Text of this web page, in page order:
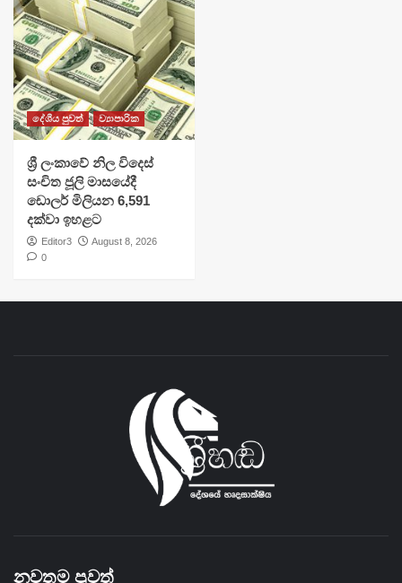
දේශීය පුවත් ව්‍යාපාරික
ශ්‍රී ලංකාවේ නිල විදෙස්
සංචිත ජූලි මාසයේදී
ඩොලර් මිලියන 6,591
දක්වා ඉහළට
Editor3
August 8, 2026
0
නවතම පුවත්